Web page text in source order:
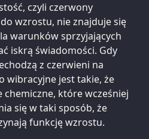
czyli czerwony
wzrostu, nie znajduje się
warunków sprzyjających
iskrą świadomości. Gdy
z czerwieni na
wibracyjne jest takie, że
które wcześniej
się w taki sposób, że
funkcję wzrostu.